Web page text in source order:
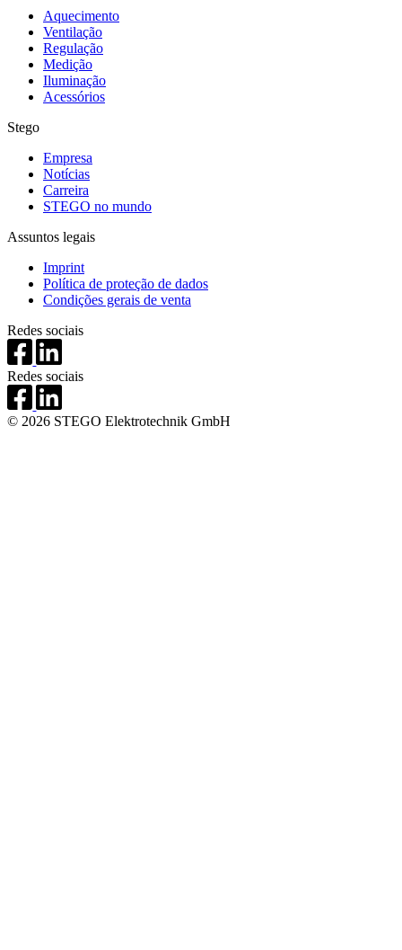
Aquecimento
Ventilação
Regulação
Medição
Iluminação
Acessórios
Stego
Empresa
Notícias
Carreira
STEGO no mundo
Assuntos legais
Imprint
Política de proteção de dados
Condições gerais de venta
Redes sociais
Redes sociais
© 2026 STEGO Elektrotechnik GmbH